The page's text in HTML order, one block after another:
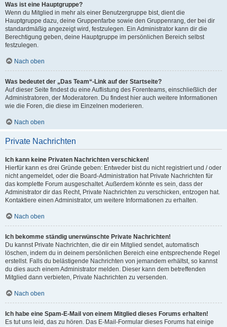
Was ist eine Hauptgruppe?
Wenn du Mitglied in mehr als einer Benutzergruppe bist, dient die
Hauptgruppe dazu, deine Gruppenfarbe sowie den Gruppenrang, der bei dir
standardmäßig angezeigt wird, festzulegen. Ein Administrator kann dir die
Berechtigung geben, deine Hauptgruppe im persönlichen Bereich selbst
festzulegen.
Nach oben
Was bedeutet der „Das Team“-Link auf der Startseite?
Auf dieser Seite findest du eine Auflistung des Forenteams, einschließlich der
Administratoren, der Moderatoren. Du findest hier auch weitere Informationen
wie die Foren, die diese im Einzelnen moderieren.
Nach oben
Private Nachrichten
Ich kann keine Privaten Nachrichten verschicken!
Hierfür kann es drei Gründe geben: Entweder bist du nicht registriert und / oder
nicht angemeldet, oder die Board-Administration hat Private Nachrichten für
das komplette Forum ausgeschaltet. Außerdem könnte es sein, dass der
Administrator dir das Recht, Private Nachrichten zu verschicken, entzogen hat.
Kontaktiere einen Administrator, um weitere Informationen zu erhalten.
Nach oben
Ich bekomme ständig unerwünschte Private Nachrichten!
Du kannst Private Nachrichten, die dir ein Mitglied sendet, automatisch
löschen, indem du in deinem persönlichen Bereich eine entsprechende Regel
erstellst. Falls du belästigende Nachrichten von jemandem erhältst, so kannst
du dies auch einem Administrator melden. Dieser kann dem betreffenden
Mitglied dann verbieten, Private Nachrichten zu versenden.
Nach oben
Ich habe eine Spam-E-Mail von einem Mitglied dieses Forums erhalten!
Es tut uns leid, das zu hören. Das E-Mail-Formular dieses Forums hat einige